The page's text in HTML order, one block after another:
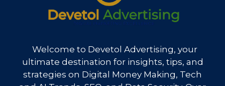
Welcome to Devetol Advertising, your
ultimate destination for insights, tips, and
strategies on Digital Money Making, Tech